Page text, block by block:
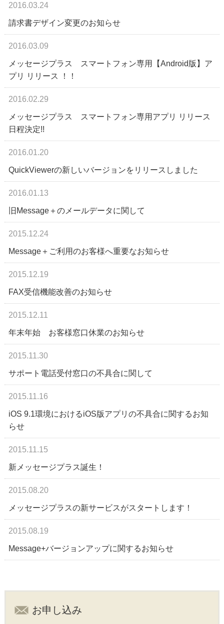
2016.03.24
請求書デザイン変更のお知らせ
2016.03.09
メッセージプラス スマートフォン専用【Android版】ア
プリ リリース ！！
2016.02.29
メッセージプラス スマートフォン専用アプリ リリース
日程決定!!
2016.01.20
QuickViewerの新しいバージョンをリリースしました
2016.01.13
旧Message＋のメールデータに関して
2015.12.24
Message＋ご利用のお客様へ重要なお知らせ
2015.12.19
FAX受信機能改善のお知らせ
2015.12.11
年末年始 お客様窓口休業のお知らせ
2015.11.30
サポート電話受付窓口の不具合に関して
2015.11.16
iOS 9.1環境におけるiOS版アプリの不具合に関するお知
らせ
2015.11.15
新メッセージプラス誕生！
2015.08.20
メッセージプラスの新サービスがスタートします！
2015.08.19
Message+バージョンアップに関するお知らせ
お申し込み